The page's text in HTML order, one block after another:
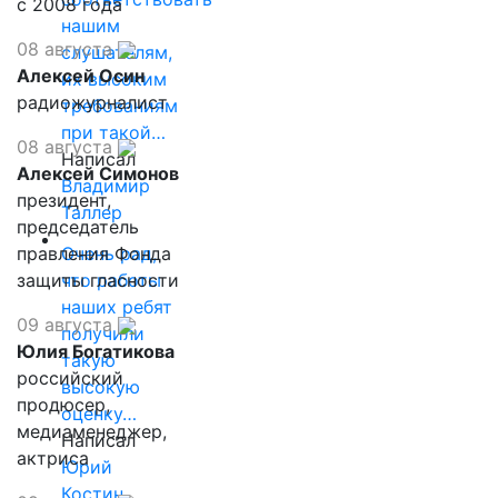
нашим
слушателям,
их высоким
требованиям
при такой…
Написал
Владимир
Таллер
Очень рад,
что работы
наших ребят
получили
такую
высокую
оценку…
Написал
Юрий
08 августа
Алексей Осин
радиожурналист
08 августа
Алексей Симонов
президент,
председатель
правления Фонда
защиты гласности
09 августа
Юлия Богатикова
российский
продюсер,
медиаменеджер,
актриса